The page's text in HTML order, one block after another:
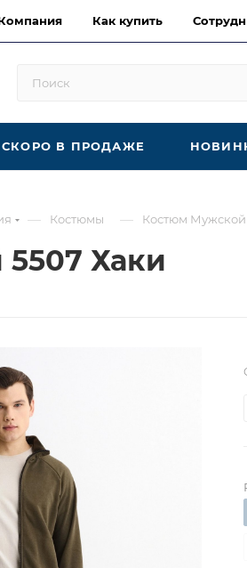
Как купить
СКОРО В ПРОДАЖЕ
— Костюмы — Костюм Мужской
Хаки